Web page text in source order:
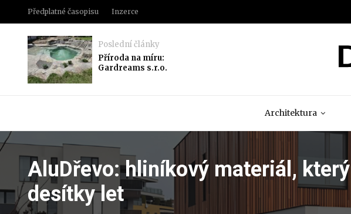
Architektura
Poslední články
Příroda na míru:
Gardreams s.r.o.
Předplatné časopisu Inzerce
AluDřevo: hliníkový materiál,
desítky let